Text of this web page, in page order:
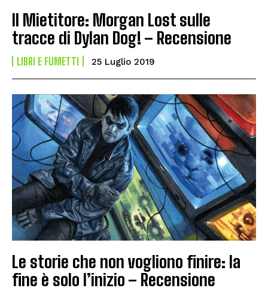
Il Mietitore: Morgan Lost sulle
tracce di Dylan Dog! – Recensione
LIBRI E FUMETTI 25 Luglio 2019
Le storie che non vogliono finire: la
fine è solo l’inizio – Recensione